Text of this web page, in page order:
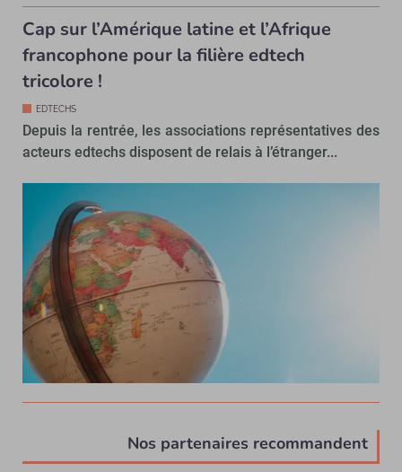
Cap sur l’Amérique latine et l’Afrique
francophone pour la filière edtech
tricolore !
EDTECHS
Depuis la rentrée, les associations représentatives des
acteurs edtechs disposent de relais à l’étranger...
Nos partenaires recommandent